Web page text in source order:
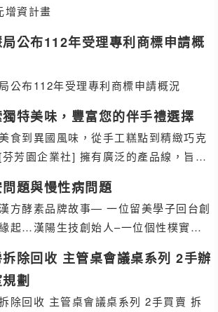
增資計畫
公布112年受理專利商標申請概
公布112年受理專利商標申請概況
特美味，豐富您的伴手禮選擇
食到異國風味，從手工糕點到精緻巧克
芳園企業社] 擁有廣泛的產品線，旨在
題與慢性病問題
方酵素品牌故事— 一位留美學子回台創
起… 漢陽生技創始人–一位個性樸實的
除回收 主管桌會議桌系列 2手辦
劃
除回收 主管桌會議桌系列 2手買賣 拆